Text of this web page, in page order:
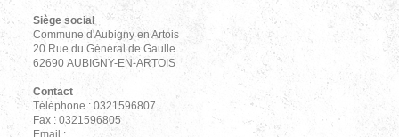
Siège social
Commune d'Aubigny en Artois
20 Rue du Général de Gaulle
62690 AUBIGNY-EN-ARTOIS
Contact
Téléphone : 0321596807
Fax : 0321596805
Email :